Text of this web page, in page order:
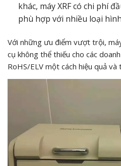
khác, máy XRF có chi phí
phù hợp với nhiều loại
Với những ưu điểm vượt trội,
cụ không thể thiếu cho các
RoHS/ELV một cách hiệu quả và